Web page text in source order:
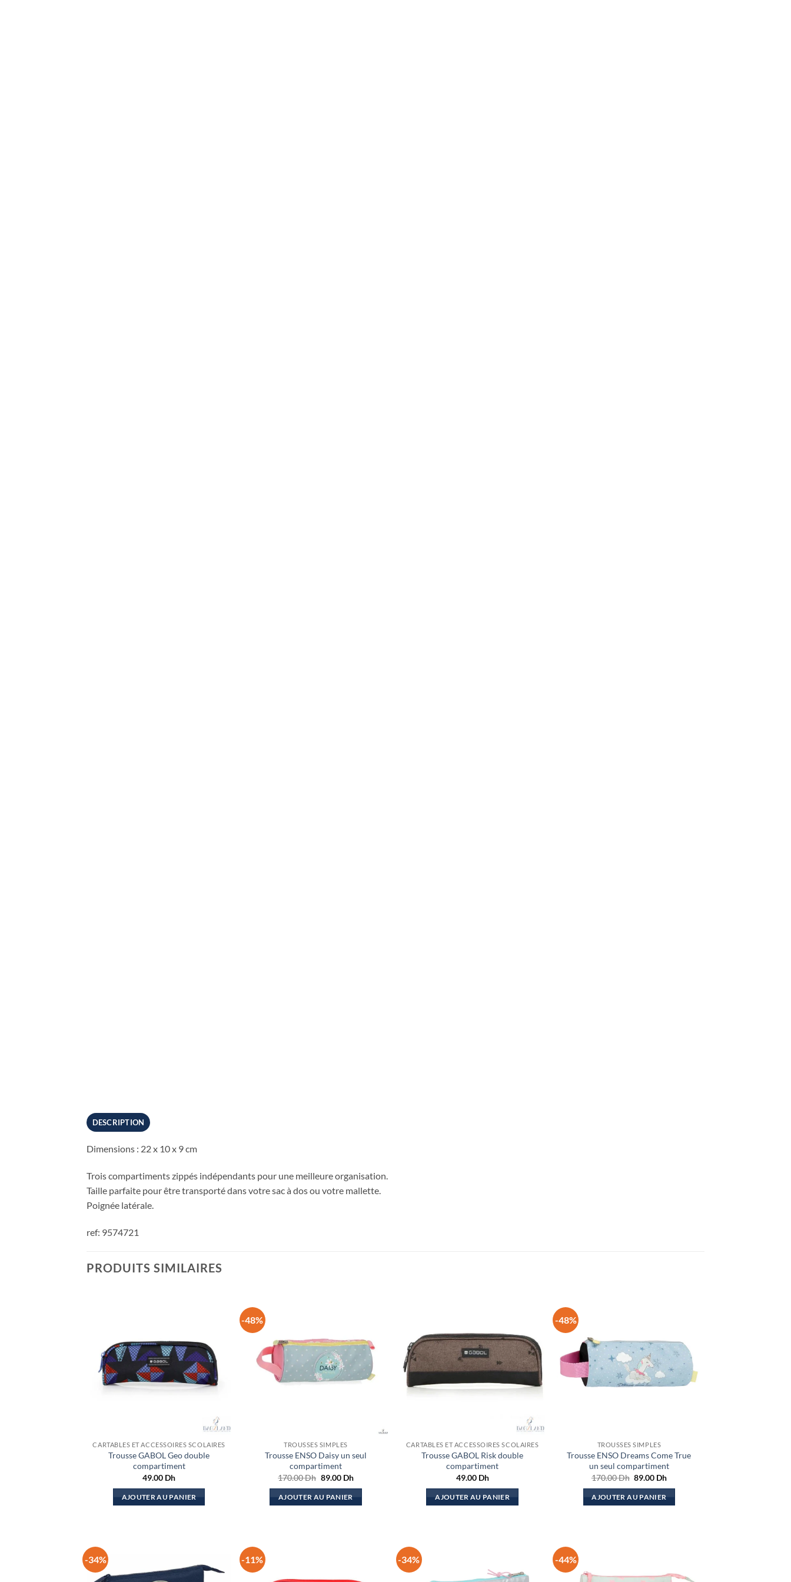
DESCRIPTION
Dimensions : 22 x 10 x 9 cm
Trois compartiments zippés indépendants pour une meilleure organisation.
Taille parfaite pour être transporté dans votre sac à dos ou votre mallette.
Poignée latérale.
ref: 9574721
PRODUITS SIMILAIRES
CARTABLES ET ACCESSOIRES SCOLAIRES
Trousse GABOL Geo double
compartiment
49.00 Dh
AJOUTER AU PANIER
-48%
TROUSSES SIMPLES
Trousse ENSO Daisy un seul
compartiment
170.00Dh Le
initial
était :
89.00 DhLe
AJOUTER AU PANIER
CARTABLES ET ACCESSOIRES SCOLAIRES
Trousse GABOL Risk double
compartiment
49.00 Dh
AJOUTER AU PANIER
-48%
TROUSSES SIMPLES
Trousse ENSO Dreams Come True
un seul compartiment
170.00Dh Le
initial
était :
89.00 DhLe
AJOUTER AU PANIER
-34% -11% -34% -44%